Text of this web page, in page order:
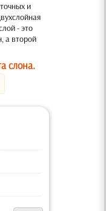
и
- это
а второй
слона.